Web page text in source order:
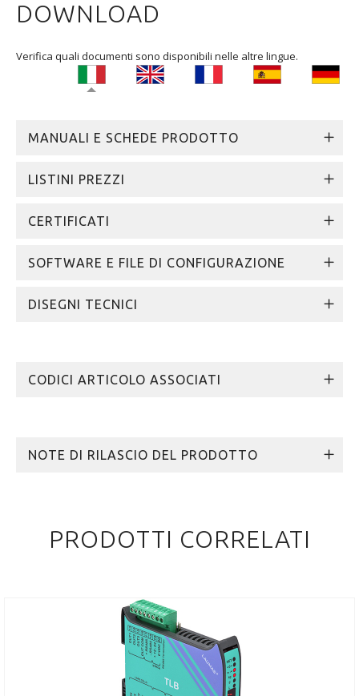
DOWNLOAD
Verifica quali documenti sono disponibili nelle altre lingue.
MANUALI E SCHEDE PRODOTTO
LISTINI PREZZI
CERTIFICATI
SOFTWARE E FILE DI CONFIGURAZIONE
DISEGNI TECNICI
CODICI ARTICOLO ASSOCIATI
NOTE DI RILASCIO DEL PRODOTTO
PRODOTTI CORRELATI